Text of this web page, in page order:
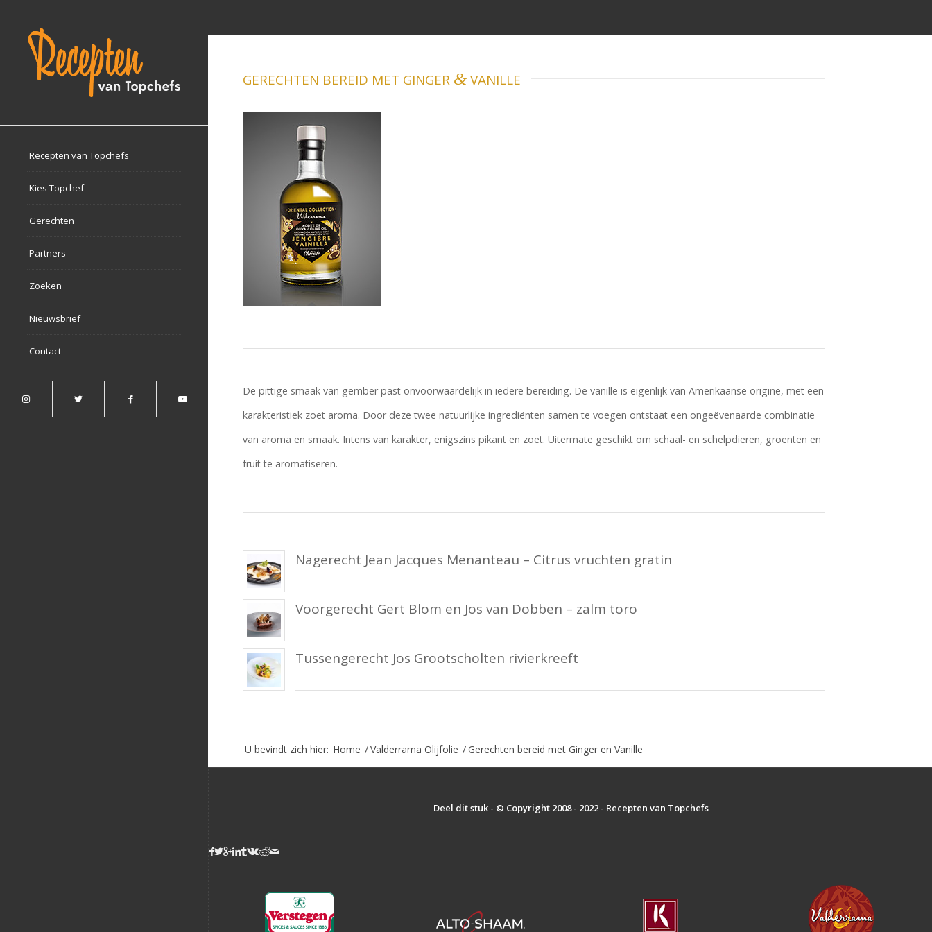
Recepten van Topchefs
Kies Topchef
Gerechten
Partners
Zoeken
Nieuwsbrief
Contact
GERECHTEN BEREID MET GINGER &VANILLE
De pittige smaak van gember past onvoorwaardelijk in iedere bereiding. De vanille is eigenlijk van Amerikaanse origine, met een
karakteristiek zoet aroma. Door deze twee natuurlijke ingrediënten samen te voegen ontstaat een ongeëvenaarde combinatie
van aroma en smaak. Intens van karakter, enigszins pikant en zoet. Uitermate geschikt om schaal- en schelpdieren, groenten en
fruit te aromatiseren.
Nagerecht Jean Jacques Menanteau – Citrus vruchten gratin
Voorgerecht Gert Blom en Jos van Dobben – zalm toro
Tussengerecht Jos Grootscholten rivierkreeft
U bevindt zich hier: Home /Valderrama Olijfolie /Gerechten bereid met Ginger en Vanille
Deel dit stuk - © Copyright 2008 - 2022 - Recepten van Topchefs